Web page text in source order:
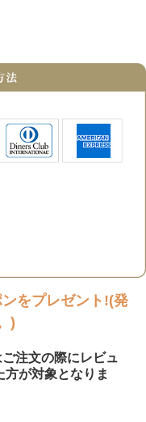
をプレゼント!(発
)
注文の際にレビュ
が対象となりま